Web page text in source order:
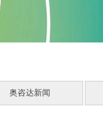
奥咨达新闻